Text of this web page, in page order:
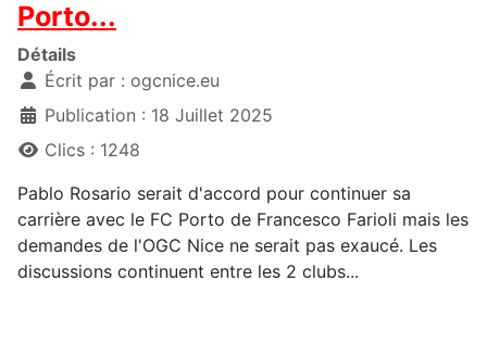
Porto...
Détails
Écrit par : ogcnice.eu
Publication : 18 Juillet 2025
Clics : 1248
Pablo Rosario serait d'accord pour continuer sa
carrière avec le FC Porto de Francesco Farioli mais les
demandes de l'OGC Nice ne serait pas exaucé. Les
discussions continuent entre les 2 clubs...